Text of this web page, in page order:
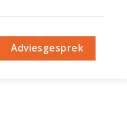
Adviesgesprek